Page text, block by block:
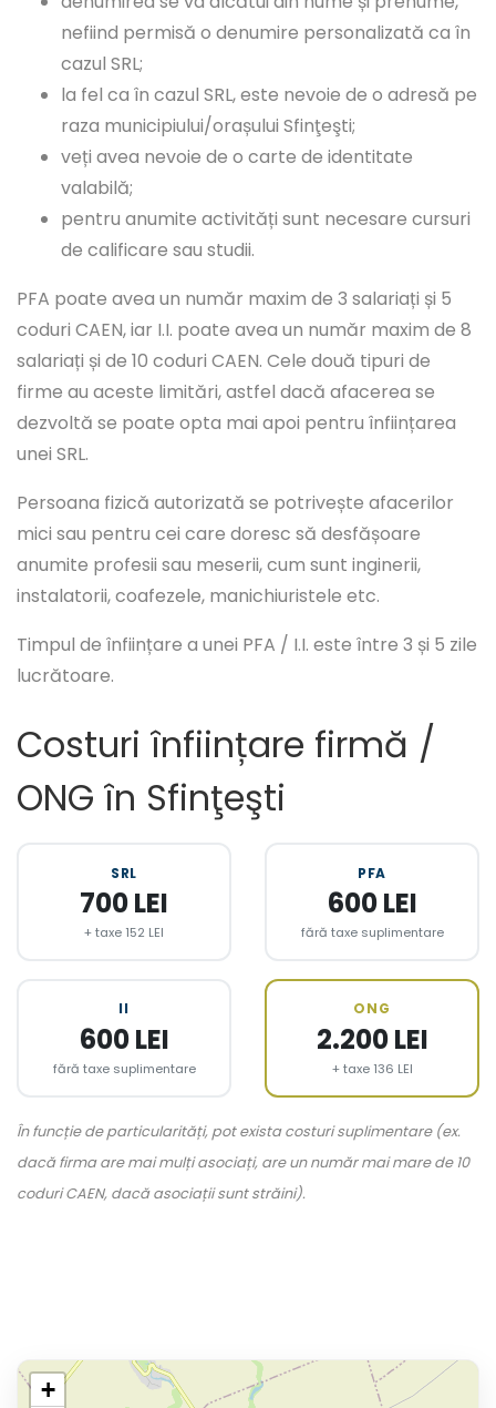
nefiind permisă o denumire personalizată ca în
cazul SRL;
la fel ca în cazul SRL, este nevoie de o adresă pe
raza municipiului/orașului Sfinţeşti;
veți avea nevoie de o carte de identitate
valabilă;
pentru anumite activități sunt necesare cursuri
de calificare sau studii.
PFA poate avea un număr maxim de 3 salariați și 5
coduri CAEN, iar I.I. poate avea un număr maxim de 8
salariați și de 10 coduri CAEN. Cele două tipuri de
firme au aceste limitări, astfel dacă afacerea se
dezvoltă se poate opta mai apoi pentru înființarea
unei SRL.
Persoana fizică autorizată se potrivește afacerilor
mici sau pentru cei care doresc să desfășoare
anumite profesii sau meserii, cum sunt inginerii,
instalatorii, coafezele, manichiuristele etc.
Timpul de înființare a unei PFA / I.I. este între 3 și 5 zile
lucrătoare.
Costuri înființare firmă /
ONG în Sfinţeşti
SRL
700 LEI
+ taxe 152 LEI
PFA
600 LEI
fără taxe suplimentare
II
600 LEI
fără taxe suplimentare
ONG
2.200 LEI
+ taxe 136 LEI
În funcție de particularități, pot exista costuri suplimentare (ex.
dacă firma are mai mulți asociați, are un număr mai mare de 10
coduri CAEN, dacă asociații sunt străini).
+